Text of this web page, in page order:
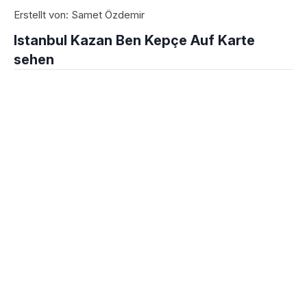
Erstellt von: Samet Özdemir
Istanbul Kazan Ben Kepçe Auf Karte
sehen